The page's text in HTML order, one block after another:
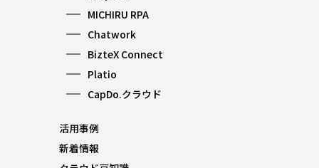
MICHIRU RPA
Chatwork
BizteX Connect
Platio
CapDo.クラウド
活用事例
新着情報